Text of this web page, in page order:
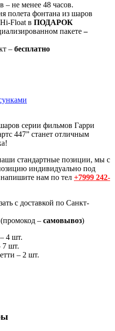
– не менее 48 часов.
полета фонтана из шаров
Float в ПОДАРОК
пакете–
– бесплатно
серии фильмов Гарри
447” станет отличным
стандартные позиции, мы с
индивидуально под
нам по тел +7999 242-
с доставкой по Санкт-
– самовывоз)
4 шт.
7 шт.
– 2 шт.